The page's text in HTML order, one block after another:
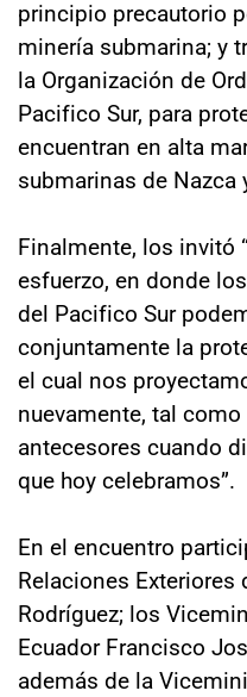
principio precautorio
minería submarina; y
la Organización de
Pacifico Sur, para
encuentran en alta
submarinas de Nazca
Finalmente, los invitó
esfuerzo, en donde
del Pacifico Sur
conjuntamente la
el cual nos
nuevamente, tal
antecesores cuando
que hoy celebramos”.
En el encuentro
Relaciones Exteriores
Rodríguez; los
Ecuador Francisco
además de la